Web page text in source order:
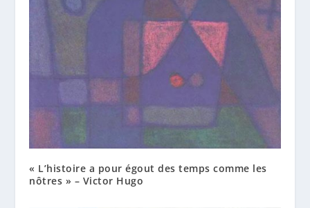
« L’histoire a pour égout des temps comme les
nôtres » – Victor Hugo